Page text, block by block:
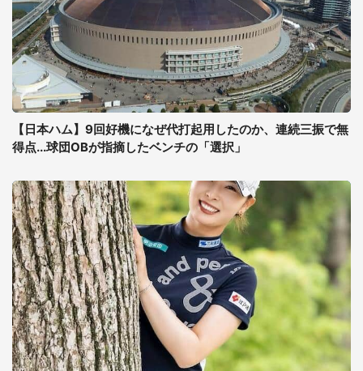
【日本ハム】9回好機になぜ代打起用したのか、連続三振で無
得点...球団OBが指摘したベンチの「選択」